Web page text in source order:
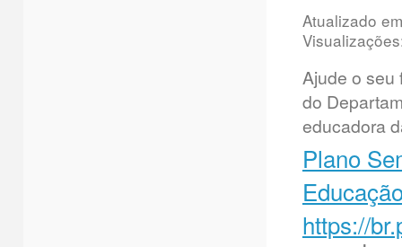
Atualizado
Ajude o seu
do
educadora
Plano
https://